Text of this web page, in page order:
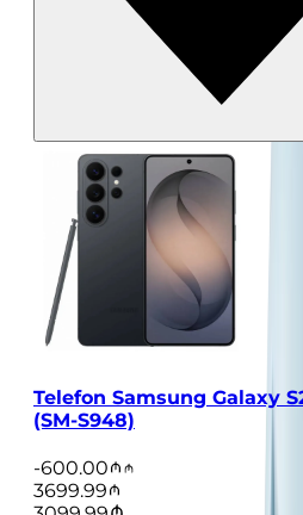
Telefon Samsung Galaxy
(SM-S948)
-600.00
3699.99